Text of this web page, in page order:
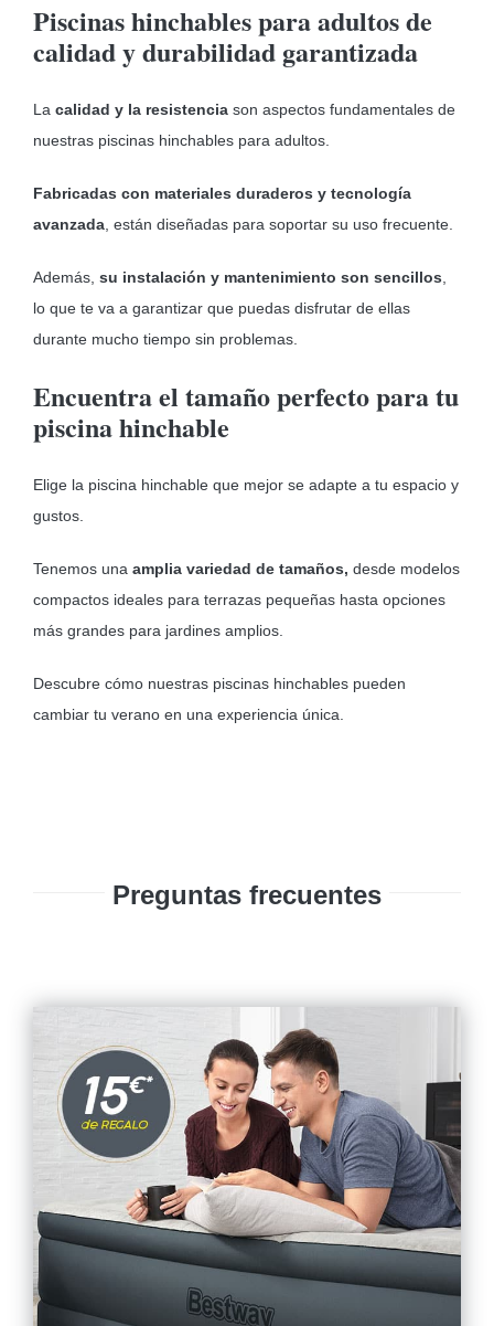
Piscinas hinchables para adultos de
calidad y durabilidad garantizada
La calidad y la resistenciason aspectos fundamentales de
nuestras piscinas hinchables para adultos.
Fabricadas con materiales duraderos y tecnología
avanzada, están diseñadas para soportar su uso frecuente.
Además, su instalación y mantenimiento son sencillos,
lo que te va a garantizar que puedas disfrutar de ellas
durante mucho tiempo sin problemas.
Encuentra el tamaño perfecto para tu
piscina hinchable
Elige la piscina hinchable que mejor se adapte a tu espacio y
gustos.
Tenemos una amplia variedad de tamaños, desde modelos
compactos ideales para terrazas pequeñas hasta opciones
más grandes para jardines amplios.
Descubre cómo nuestras piscinas hinchables pueden
cambiar tu verano en una experiencia única.
Preguntas frecuentes